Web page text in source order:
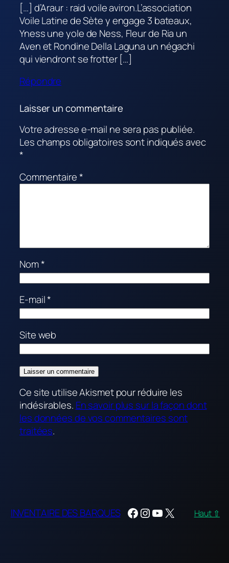
[…] d’Araur : raid voile aviron.L’association
Voile Latine de Sète y engage 3 bateaux,
Yness une yole de Ness, Fleur de Ria un
Aven et Rondine Della Laguna un négachi
qui viendront se frotter […]
Répondre
Laisser un commentaire
Votre adresse e-mail ne sera pas publiée.
Les champs obligatoires sont indiqués avec
*
Commentaire*
Nom*
E-mail*
Site web
Ce site utilise Akismet pour réduire les
indésirables. En savoir plus sur la façon dont
les données de vos commentaires sont
traitées.
INVENTAIRE DES BARQUES Facebook
Instagram
YouTube
X Haut ⇧